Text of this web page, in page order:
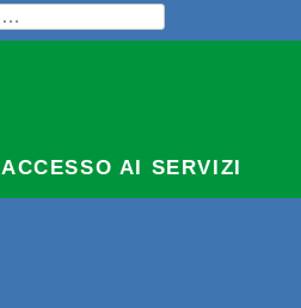
ACCESSO AI SERVIZI